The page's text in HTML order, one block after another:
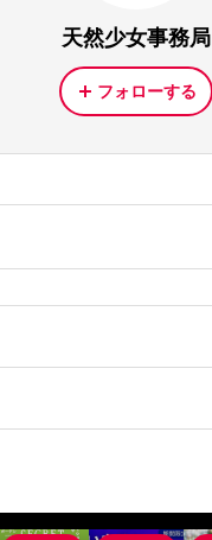
天然少女事務局
フォローする